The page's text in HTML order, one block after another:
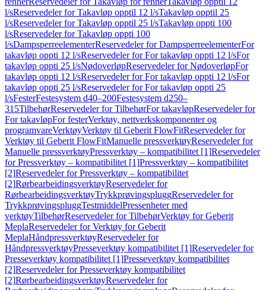
l/sReservedeler for Takavløp opptil 12 l/sTakavløp opptil 25
l/sReservedeler for Takavløp opptil 25 l/sTakavløp oppti 100
l/sReservedeler for Takavløp oppti 100
l/sDampsperreelementerReservedeler for DampsperreelementerFor
takavløp oppti 12 l/sReservedeler for For takavløp oppti 12 l/sFor
takavløp oppti 25 l/sNødoverløpReservedeler for NødoverløpFor
takavløp oppti 12 l/sReservedeler for For takavløp oppti 12 l/sFor
takavløp oppti 25 l/sReservedeler for For takavløp oppti 25
l/sFesterFestesystem d40–200Festesystem d250–
315TilbehørReservedeler for TilbehørFor takavløpReservedeler for
For takavløpFor festerVerktøy, nettverkskomponenter og
programvareVerktøyVerktøy til Geberit FlowFitReservedeler for
Verktøy til Geberit FlowFitManuelle pressverktøyReservedeler for
Manuelle pressverktøyPressverktøy – kompatibilitet [1]Reservedeler
for Pressverktøy – kompatibilitet [1]Pressverktøy – kompatibilitet
[2]Reservedeler for Pressverktøy – kompatibilitet
[2]RørbearbeidingsverktøyReservedeler for
RørbearbeidingsverktøyTrykkprøvingspluggReservedeler for
TrykkprøvingspluggTestmiddelPressenheter med
verktøyTilbehørReservedeler for TilbehørVerktøy for Geberit
MeplaReservedeler for Verktøy for Geberit
MeplaHåndpressverktøyReservedeler for
HåndpressverktøyPresseverktøy kompatibilitet [1]Reservedeler for
Presseverktøy kompatibilitet [1]Presseverktøy kompatibilitet
[2]Reservedeler for Presseverktøy kompatibilitet
[2]RørbearbeidingsverktøyReservedeler for